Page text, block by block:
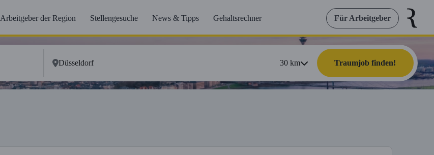
Arbeitgeber der Region Stellengesuche News & Tipps Gehaltsrechner Für Arbeitgeber
30km Traumjob finden!